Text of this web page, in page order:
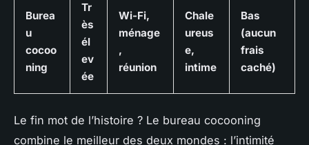
Burea
u
cocoo
ning
Tr
ès
él
ev
ée
Wi-Fi,
ménage
,
réunion
Chale
ureus
e,
intime
Bas
(aucun
frais
caché)
Le fin mot de l’histoire ? Le bureau cocooning
combine le meilleur des deux mondes : l’intimité